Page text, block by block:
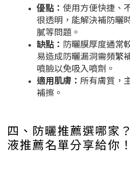
優點： 使用方便快捷、
很透明，能解決補防曬
膩等問題。
缺點： 防曬膜厚度通常
易造成防曬漏洞需頻繁
噴臉以免吸入噴劑。
適用肌膚： 所有膚質，
補擦。
四、防曬推薦選哪家
液推薦名單分享給你！